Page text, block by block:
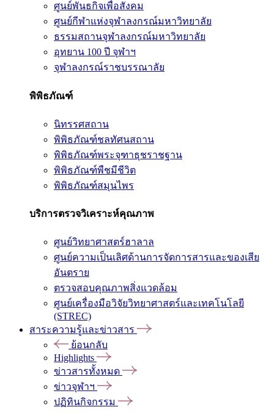
ศูนย์พันธกิจเพื่อสังคม
ศูนย์กีฬาแห่งจุฬาลงกรณ์มหาวิทยาลัย
ธรรมสถานจุฬาลงกรณ์มหาวิทยาลัย
อุทยาน 100 ปี จุฬาฯ
จุฬาลงกรณ์ราชบรรณาลัย
พิพิธภัณฑ์
นิทรรศสถาน
พิพิธภัณฑ์ชลทัศนสถาน
พิพิธภัณฑ์พระจุฑาธุชราชฐาน
พิพิธภัณฑ์พืชมีชีวิต
พิพิธภัณฑ์สมุนไพร
บริการตรวจวิเคราะห์คุณภาพ
ศูนย์วิทยาศาสตร์ฮาลาล
ศูนย์ความเป็นเลิศด้านการจัดการสารและของเสีย
อันตราย
ตรวจสอบคุณภาพสิ่งแวดล้อม
ศูนย์เครื่องมือวิจัยวิทยาศาสตร์และเทคโนโลยี
(STREC)
สาระความรู้และข่าวสาร
ย้อนกลับ
Highlights
ข่าวสารทั้งหมด
ข่าวจุฬาฯ
ปฏิทินกิจกรรม